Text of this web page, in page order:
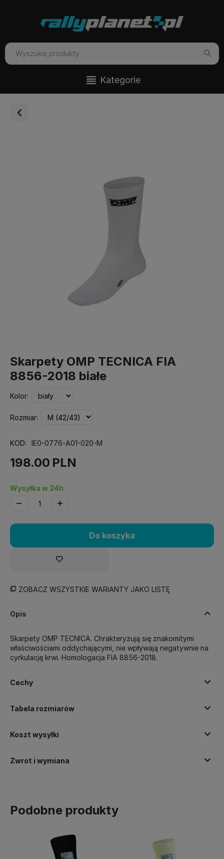
Kategorie
Skarpety OMP TECNICA FIA
8856-2018 białe
Kolor:
Rozmiar:
KOD: IE0-0776-A01-020-M
198.00 PLN
Wysyłka w 24h
+
−
Do koszyka
ZOBACZ WSZYSTKIE WARIANTY JAKO LISTĘ
Opis
Skarpety OMP TECNICA. Chrakteryzują się znakomitymi
właściwościami oddychającymi, nie wpływają negatywnie na
cyrkulację krwi. Homologacja FIA 8856-2018.
Cechy
Tabela rozmiarów
Koszt wysyłki
Zwrot i wymiana
Podobne produkty